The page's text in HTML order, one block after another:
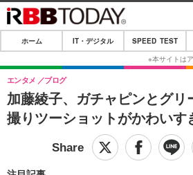
ホーム
IT・デジタル
IT・デジタルTOP
ショッピング
SPEED TEST
エンタメTOP
ホーム IT・デジタル SPEED TEST
加藤綾子、ガチャピンとグ
撮りツーショットがかわいす
エンタメ ブログ